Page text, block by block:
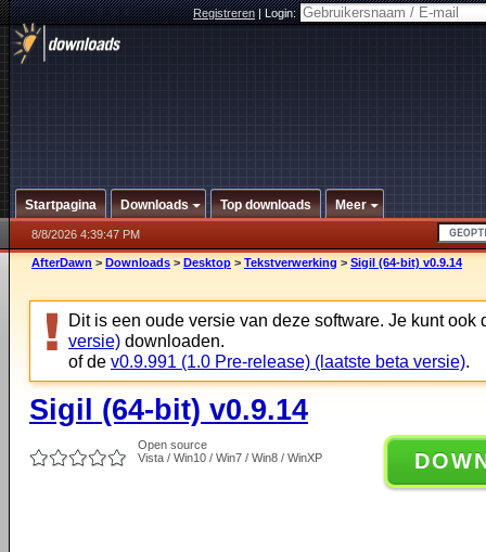
Registreren|Login:
Startpagina Downloads Top downloads Meer
8/8/2026 4:39:47 PM
AfterDawn > Downloads > Desktop > Tekstverwerking > Sigil (64-bit) v0.9.14
Dit is een oude versie van deze software. Je kunt ook
versie) downloaden.
of de v0.9.991 (1.0 Pre-release) (laatste beta versie).
Sigil (64-bit) v0.9.14
Open source
Vista / Win10 / Win7 / Win8 / WinXP